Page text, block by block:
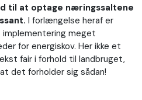
til at optage næringssaltene
I forlængelse heraf er
meget
for energiskov. Her ikke et
fair i forhold til landbruget,
det forholder sig sådan!